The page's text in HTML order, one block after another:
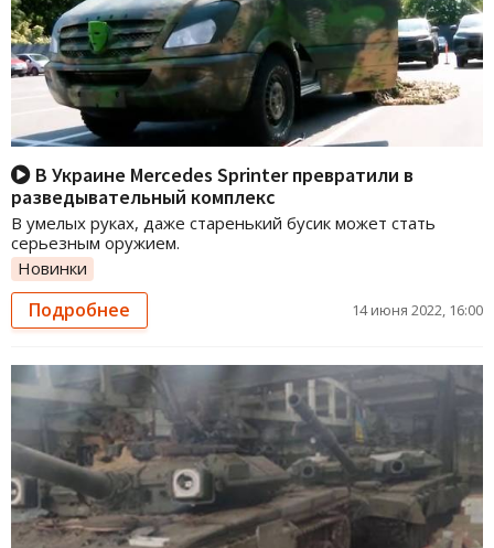
В Украине Mercedes Sprinter превратили в
разведывательный комплекс
В умелых руках, даже старенький бусик может стать
серьезным оружием.
Новинки
Подробнее 14 июня 2022, 16:00